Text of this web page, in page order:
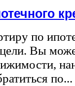
по
Вы
по...